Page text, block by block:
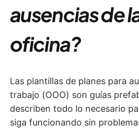
ausencias de
oficina?
Las plantillas de planes para
trabajo (OOO) son guías
describen todo lo necesario
siga funcionando sin